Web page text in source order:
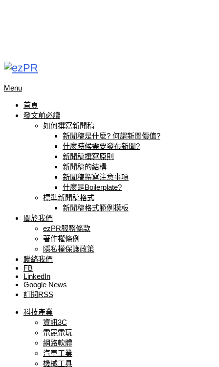
Menu
首頁
發文前必讀
如何撰寫新聞稿
新聞稿是什麼? 何謂新聞價值?
什麼時候需要發布新聞?
新聞稿撰寫原則
新聞稿的結構
新聞稿撰寫注意事項
什麼是Boilerplate?
標準新聞稿格式
新聞稿格式範例模板
關於我們
ezPR服務條款
著作權條例
隱私權保護政策
聯絡我們
FB
LinkedIn
Google News
訂閱RSS
科技產業
資訊3C
電競電玩
網路軟體
汽車工業
機械工具